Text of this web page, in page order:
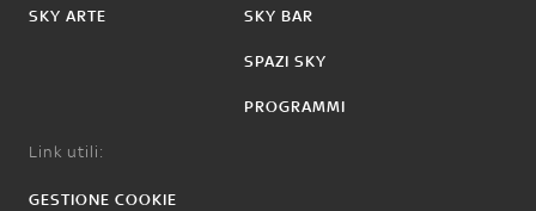
SKY ARTE SKY BAR
SPAZI SKY
PROGRAMMI
Link utili:
GESTIONE COOKIE